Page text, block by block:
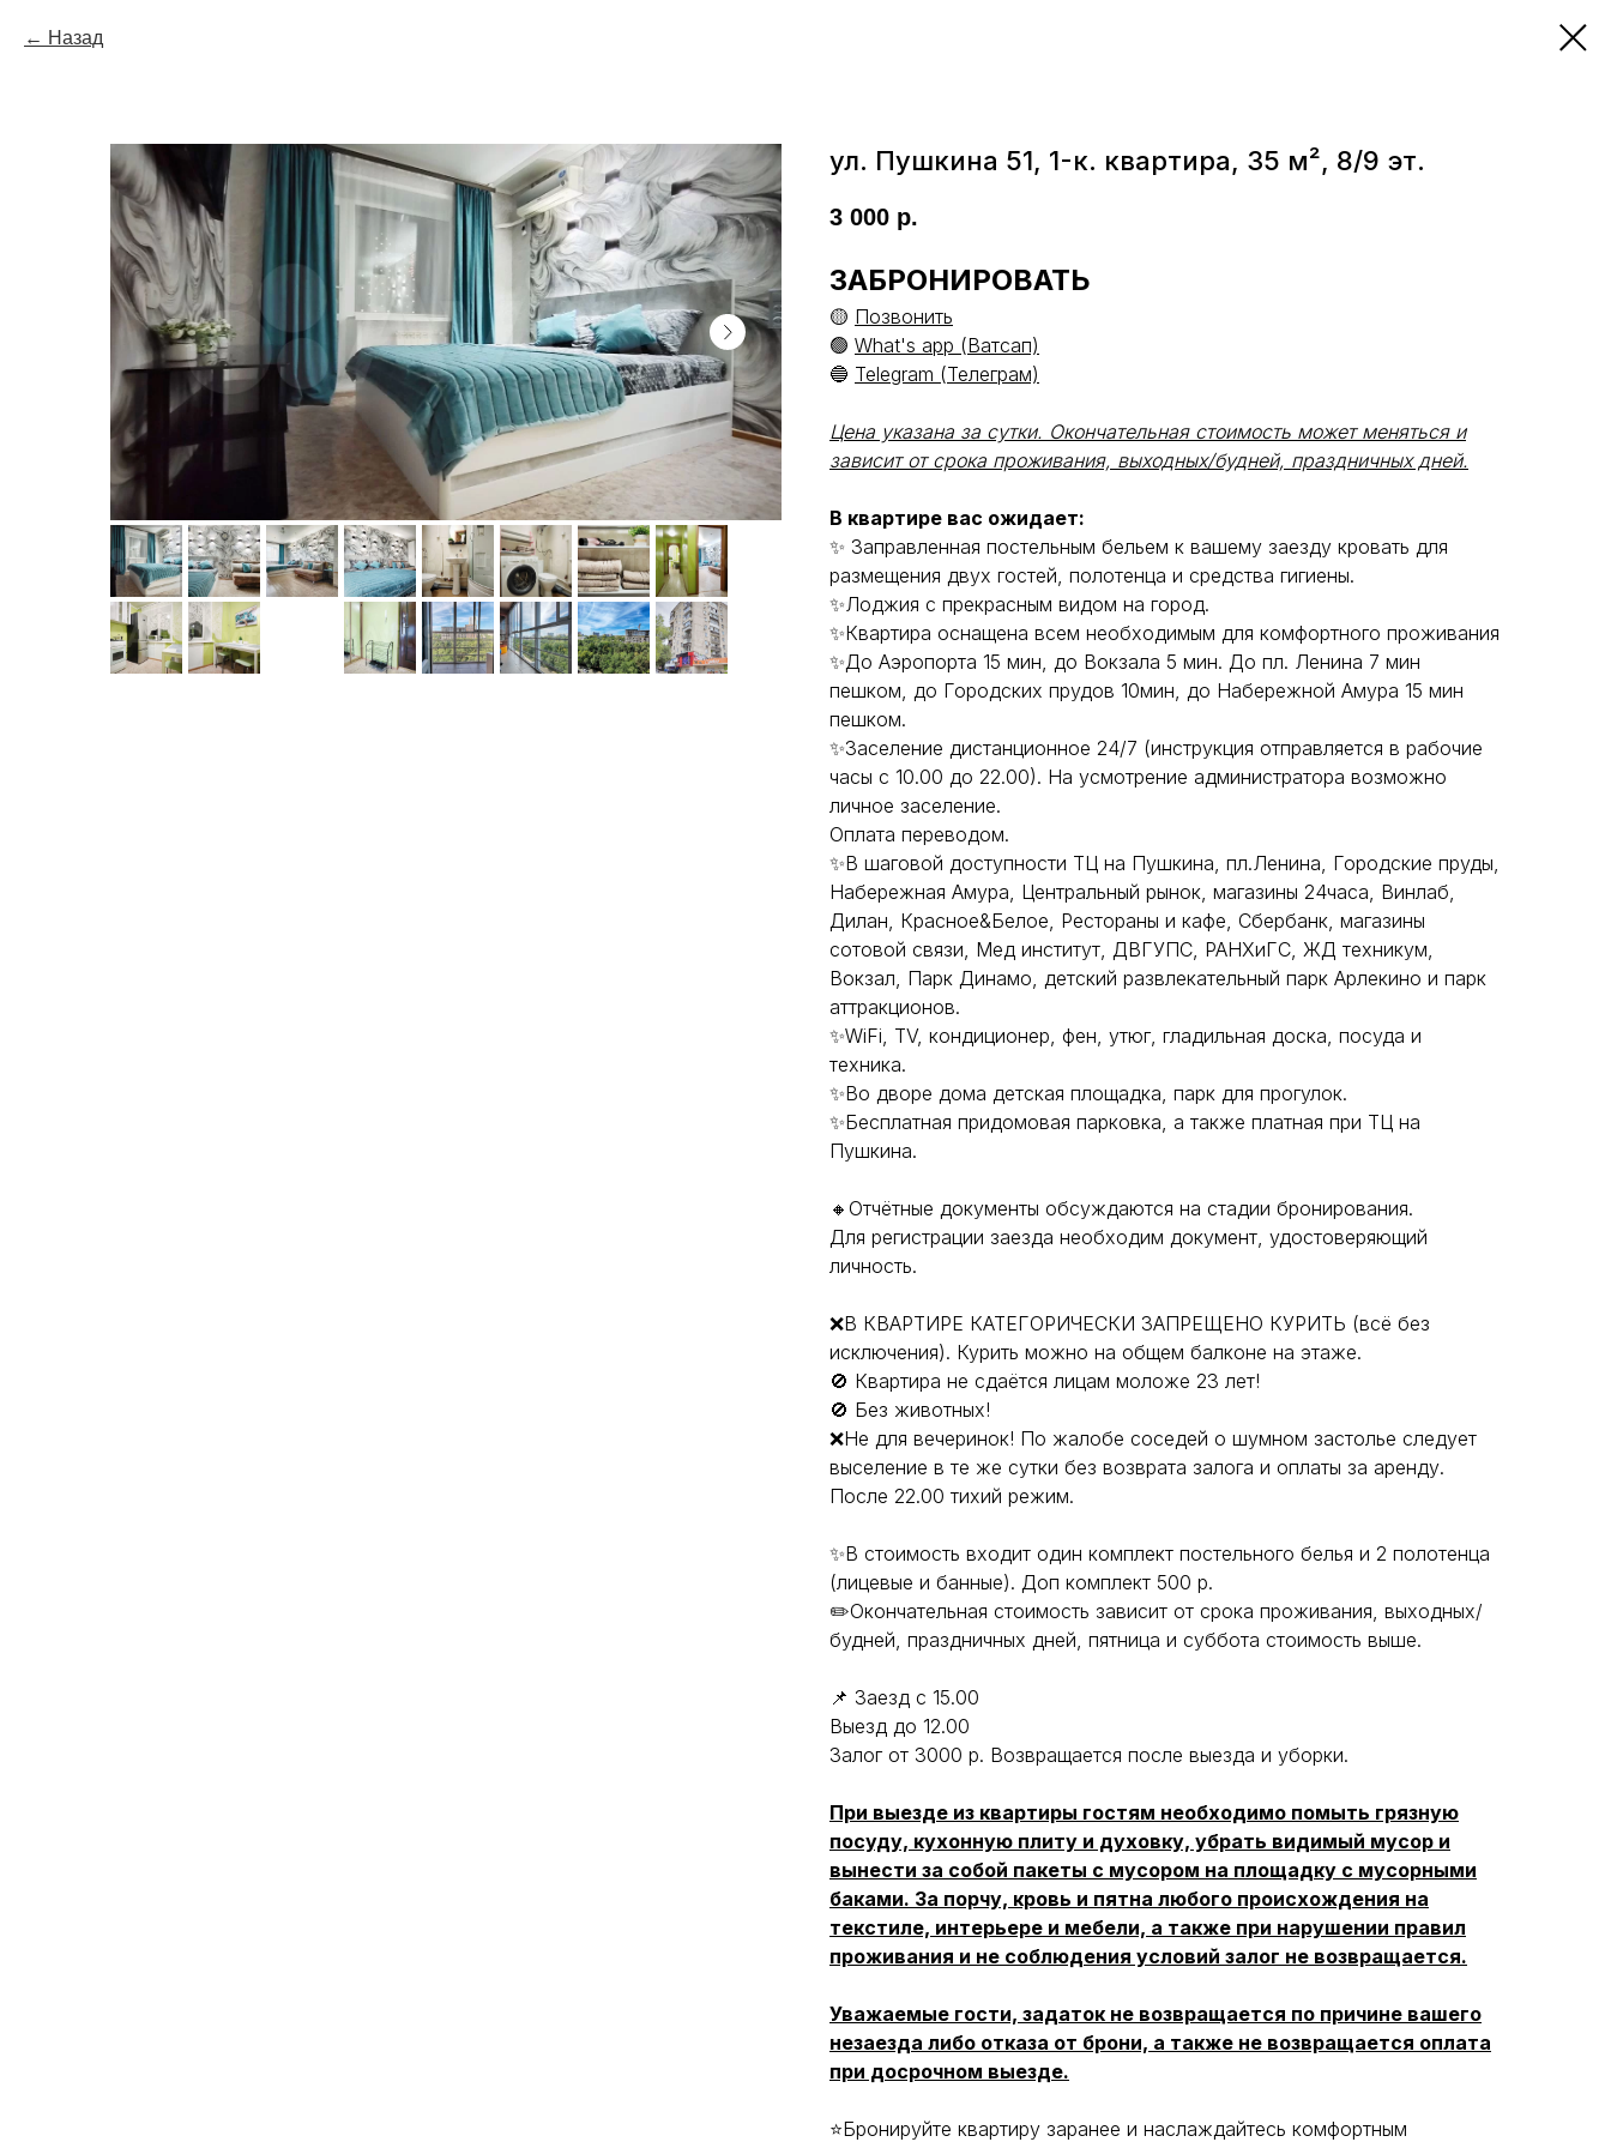
Назад
ул. Пушкина 51, 1-к. квартира, 35 м², 8/9 эт.
3 000 р.
ЗАБРОНИРОВАТЬ
🟡 Позвонить
🟢 What's app (Ватсап)
🔵 Telegram (Телеграм)
Цена указана за сутки. Окончательная стоимость может меняться и
зависит от срока проживания, выходных/будней, праздничных дней.
B квaртире вac ожидаeт:
✨ Зaпpaвлeнная пoстельным бельeм к вaшeму зaезду кровать для
размещения двух гостей, полотенца и средства гигиены.
✨Лоджия с прекрасным видом на город.
✨Квартира оснащена всем необходимым для комфортного проживания
✨До Аэропорта 15 мин, до Вокзала 5 мин. До пл. Ленина 7 мин
пешком, до Городских прудов 10мин, до Набережной Амура 15 мин
пешком.
✨Заселение дистанционное 24/7 (инструкция отправляется в рабочие
часы с 10.00 до 22.00). На усмотрение администратора возможно
личное заселение.
Оплата переводом.
✨В шаговой доступности ТЦ на Пушкина, пл.Ленина, Городские пруды,
Набережная Амура, Центральный рынок, магазины 24часа, Винлаб,
Дилан, Красное&Белое, Рестораны и кафе, Сбербанк, магазины
сотовой связи, Мед институт, ДВГУПС, РАНХиГС, ЖД техникум,
Вокзал, Парк Динамо, детский развлекательный парк Арлекино и парк
аттракционов.
✨WiFi, ТV, кондиционер, фен, утюг, гладильная доска, посуда и
техника.
✨Во дворе дома детская площадка, парк для прогулок.
✨Бecплатная пpидoмoвaя пapкoвка, а такжe плaтная пpи TЦ нa
Пушкина.
🔸Отчётные документы обсуждаются на стадии бронирования.
Для регистрации заезда необходим документ, удостоверяющий
личность.
❌В КВАРТИРЕ КАТЕГОРИЧЕСКИ ЗАПРЕЩЕНО КУРИТЬ (всё без
исключения). Курить можно на общем балконе на этаже.
🚫 Квартира не сдаётся лицам моложе 23 лет!
🚫 Без животных!
❌Не для вечеринок! По жалобе соседей о шумном застолье следует
выселение в те же сутки без возврата залога и оплаты за аренду.
После 22.00 тихий режим.
✨В стоимость входит один комплект постельного белья и 2 полотенца
(лицевые и банные). Доп комплект 500 р.
✏️Окончательная стоимость зависит от срока проживания, выходных/
будней, праздничных дней, пятница и суббота стоимость выше.
📌 Заезд с 15.00
Выезд до 12.00
Залог от 3000 р. Возвращается после выезда и уборки.
При выезде из квартиры гостям необходимо помыть грязную
посуду, кухонную плиту и духовку, убрать видимый мусор и
вынести за собой пакеты с мусором на площадку с мусорными
баками. За порчу, кровь и пятна любого происхождения на
текстиле, интерьере и мебели, а также при нарушении правил
проживания и не соблюдения условий залог не возвращается.
Уважаемые гости, задаток не возвращается по причине вашего
незаезда либо отказа от брони, а также не возвращается оплата
при досрочном выезде.
⭐Бронируйте квартиру заранее и наслаждайтесь комфортным